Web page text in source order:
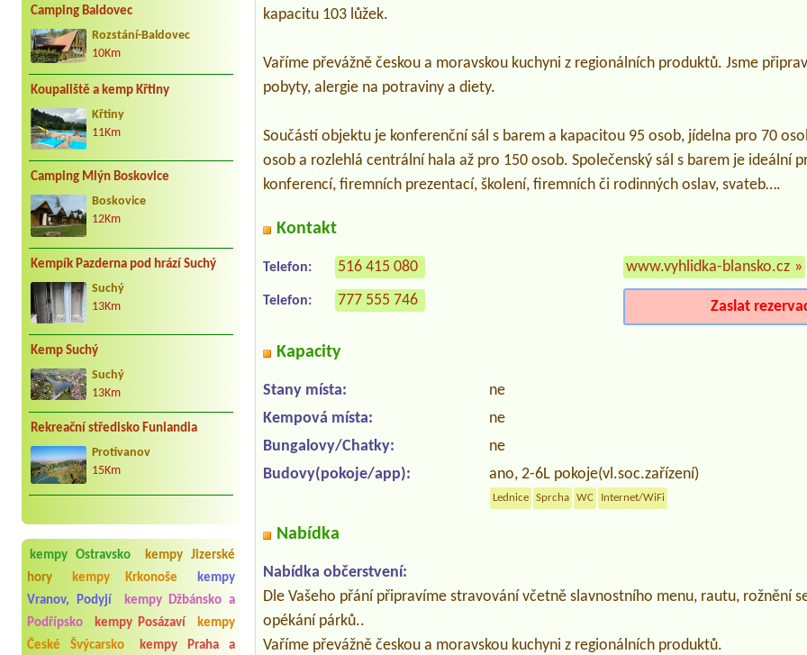
Camping Baldovec
Rozstání-Baldovec
10Km
Koupaliště a kemp Křtiny
Křtiny
11Km
Camping Mlýn Boskovice
Boskovice
12Km
Kempík Pazderna pod hrází Suchý
Suchý
13Km
Kemp Suchý
Suchý
13Km
Rekreační středisko Funlandia
Protivanov
15Km
kempy Ostravsko
kempy Jizerské
hory
kempy Krkonoše
kempy
Vranov, Podyjí
kempy Džbánsko a
Podřípsko
kempy Posázaví
kempy
České Švýcarsko
kempy Praha a
kapacitu 103 lůžek.
Vaříme převážně českou a moravskou kuchyni z regionálních produktů. Jsme
pobyty, alergie na potraviny a diety.
Součástí objektu je konferenční sál s barem a kapacitou 95 osob, jídelna pro 70
osob a rozlehlá centrální hala až pro 150 osob. Společenský sál s barem je ideální
konferencí, firemních prezentací, školení, firemních či rodinných oslav, svateb….
Kontakt
Telefon: 516 415 080
Telefon: 777 555 746
www.vyhlidka-blansko.cz »
Zaslat
Kapacity
Stany místa:
ne
Kempová místa:
ne
Bungalovy/Chatky:
ne
Budovy(pokoje/app):
ano, 2-6L pokoje(vl.soc.zařízení)
Lednice Sprcha WC Internet/WiFi
Nabídka
Nabídka občerstvení:
Dle Vašeho přání připravíme stravování včetně slavnostního menu, rautu, rožnění
opékání párků..
Vaříme převážně českou a moravskou kuchyni z regionálních produktů.